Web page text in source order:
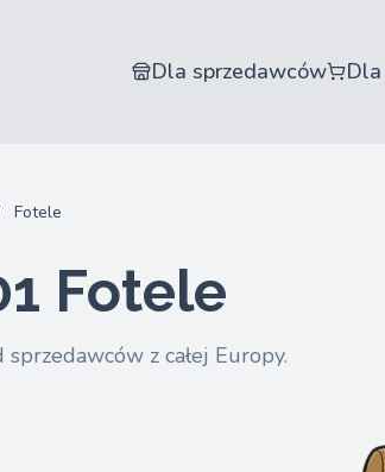
Dla sprzedawców
Fotele
Fotele
z całej Europy.